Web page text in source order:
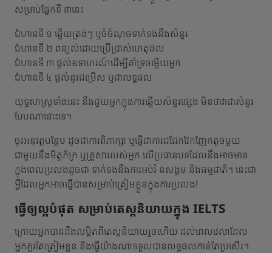
សម្រាប់ផ្នែកទី ៣នេះ
ជំហានទី ១ ឆ្លើយត្រង់ៗ ឬចំចំណុចទាក់ទងនឹងសំនួរ
ជំហានទី ២ ពន្យល់ដោយប្រើប្រាស់ហេតុផល
ជំហានទី ៣ ផ្តល់ឧទាហរណ៍ដើម្បីគាំទ្រចម្លើយអ្នក
ជំហានទី ៤ ផ្តល់នូវជម្រើស ឬជាលទ្ធផល
យុទ្ធសាស្ត្រទាំងនេះ នឹងជួយអ្នកក្នុងការឆ្លើយសំនួរផ្សេង មិនថាវាជាសំនួរ
បែបណានោះទេ។
ចូរអនុវត្ថបន្ថែម ដូចជាការពិភាក្សា ឬធ្វើជាការជជែកវែកញែកតូចមួយ
ជាមួយនឹងមិត្តភ័ក្រ ឬគ្រួសាររបស់អ្នក លើប្រធានបទដែលនឹងអាចមាន
ក្នុងពេលប្រលងដូចជា ទាក់ទងនឹងការអប់រំ នសង្គម និងធម្មជាតិ។ នេះជា
អ្វីដែលអ្នកអាចធ្វើបានសម្រាប់ត្រៀមខ្លួនក្នុងការប្រលង!
ធ្វើឲ្យល្អបំផុត សម្រាប់តេស្តនិយាយក្នុង IELTS
ក្រោយអ្នកបានដឹងលម្អិតពីតេស្តនិយាយរួចហើយ ដល់ពេលវេលាដែល
អ្នកគួរតែត្រៀមខ្លួន និងធ្វើយ៉ាងណាទទួលបានលទ្ធផលកាន់តែប្រសើរ។